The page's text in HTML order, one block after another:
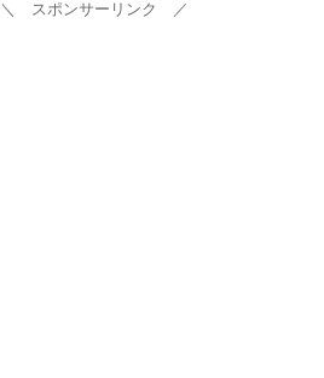
＼ スポンサーリンク ／